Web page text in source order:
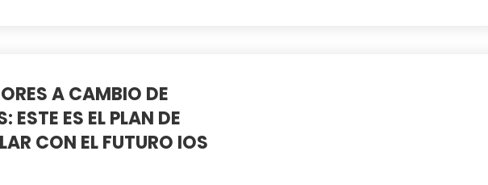
A CAMBIO DE
ESTE ES EL PLAN DE
CON EL FUTURO IOS